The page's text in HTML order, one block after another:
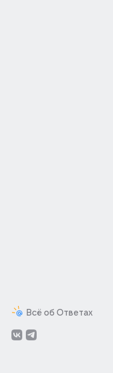
Всё об Ответах